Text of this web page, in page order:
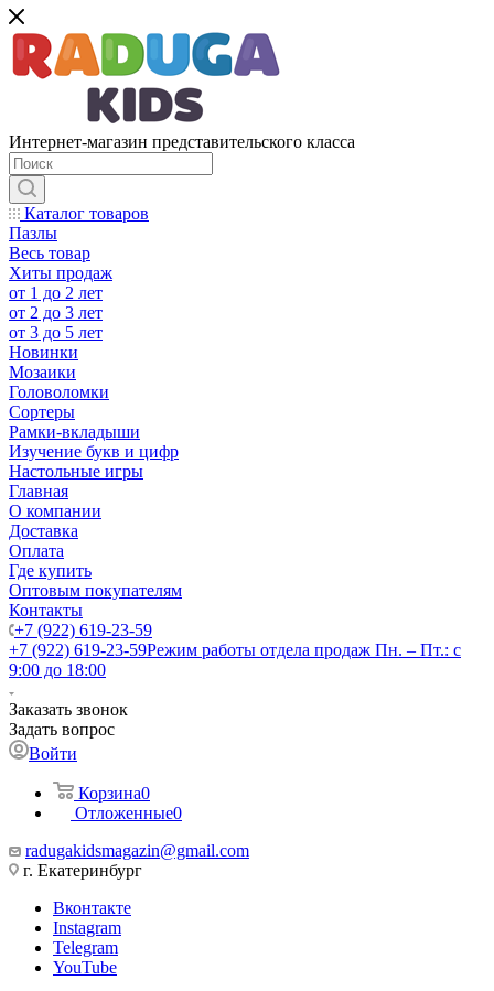
Интернет-магазин представительского класса
Каталог товаров
Пазлы
Весь товар
Хиты продаж
от 1 до 2 лет
от 2 до 3 лет
от 3 до 5 лет
Новинки
Мозаики
Головоломки
Сортеры
Рамки-вкладыши
Изучение букв и цифр
Настольные игры
Главная
О компании
Доставка
Оплата
Где купить
Оптовым покупателям
Контакты
+7 (922) 619-23-59
+7 (922) 619-23-59Режим работы отдела продаж Пн. – Пт.: с
9:00 до 18:00
Заказать звонок
Задать вопрос
Войти
Корзина0
Отложенные0
radugakidsmagazin@gmail.com
г. Екатеринбург
Вконтакте
Instagram
Telegram
YouTube